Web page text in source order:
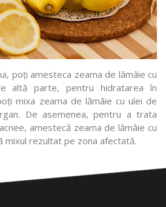
poți amesteca zeama de lămâie cu
altă parte, pentru hidratarea în
mixa zeama de lămâie cu ulei de
De asemenea, pentru a trata
amestecă zeama de lămâie cu
mixul rezultat pe zona afectată.